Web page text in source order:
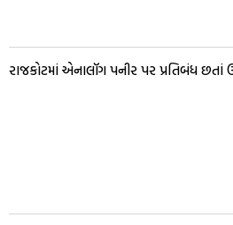
રાજકોટમાં એનાલૉગ પનીર પર પ્રતિબંધ છતાં